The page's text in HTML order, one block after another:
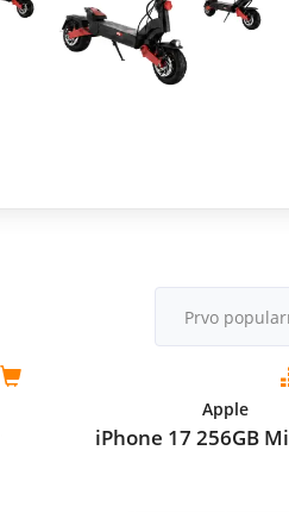
Apple
iPhone 17 256GB